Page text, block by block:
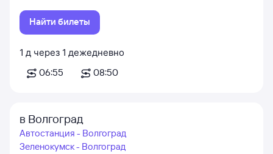
Найти билеты
1 д через 1 д
06:55
ежедневно
08:50
в Волгоград
Автостанция - Волгоград
Зеленокумск - Волгоград